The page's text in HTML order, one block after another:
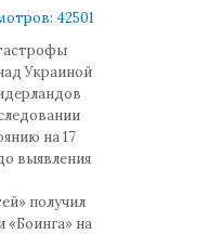
42501
Украиной
на 17
выявления
получил
на